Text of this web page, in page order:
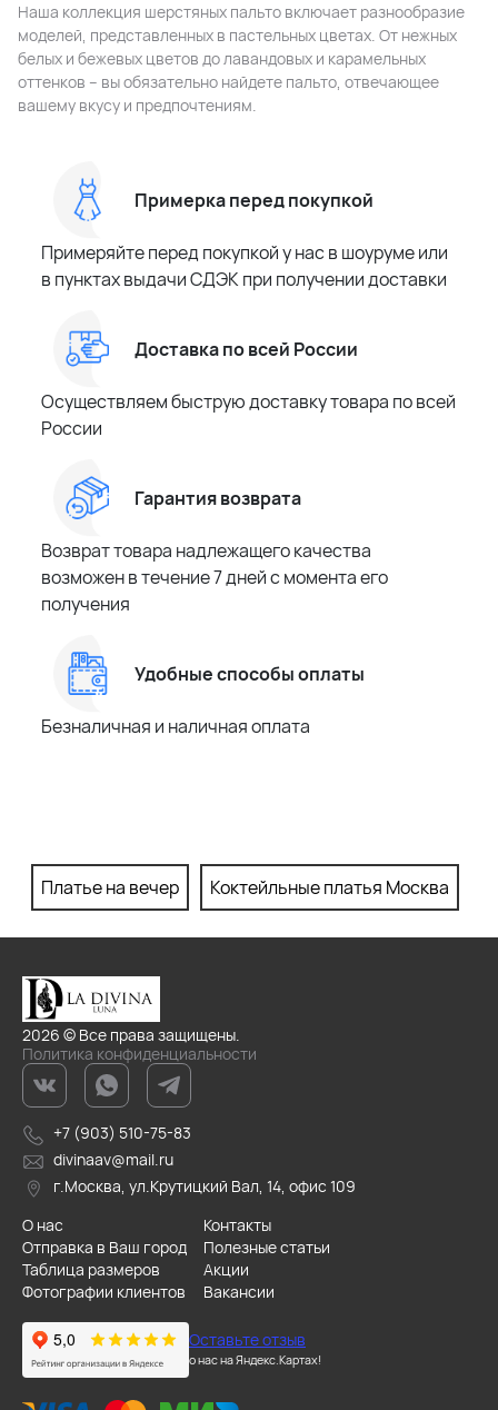
Наша коллекция шерстяных пальто включает разнообразие
моделей, представленных в пастельных цветах. От нежных
белых и бежевых цветов до лавандовых и карамельных
оттенков – вы обязательно найдете пальто, отвечающее
вашему вкусу и предпочтениям.
Примерка перед покупкой
Примеряйте перед покупкой у нас в шоуруме или
в пунктах выдачи СДЭК при получении доставки
Доставка по всей России
Осуществляем быструю доставку товара по всей
России
Гарантия возврата
Возврат товара надлежащего качества
возможен в течение 7 дней с момента его
получения
Удобные способы оплаты
Безналичная и наличная оплата
Платье на вечер Коктейльные платья Москва
2026 © Все права защищены.
Политика конфиденциальности
+7 (903) 510-75-83
divinaav@mail.ru
г.Москва, ул.Крутицкий Вал, 14, офис 109
О нас
Контакты
Отправка в Ваш город
Полезные статьи
Таблица размеров
Акции
Фотографии клиентов
Вакансии
Оставьте отзыв
о нас на Яндекс.Картах!